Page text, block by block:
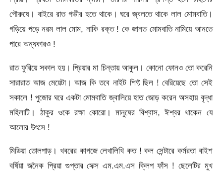
পৌরুষে। বাইরে রাত গভীর হতে থাকে। ঘরে জ্বলতে থাকে লাল মোমবাতি।
গড়িয়ে পড়ে নরম লাল মোম, নাকি রক্ত ! কে জানত মোমবাতি নামিয়ে আনতে
পারে অন্ধকারও !
রাত ফুরিয়ে সকাল হয়। প্রিয়ার মা চিন্তায় আকুল। কোনো ফোনও তো করেনি
সারারাত আজ মেয়েটা। আজ কি তবে নাইট শিফ্ট ছিল ! বেরিয়েছে তো সেই
সকালে ! পুজোর ঘরে একটা মোমবাতি জ্বালিয়ে হাত জোড় করেন অসহায় বৃদ্ধা
মহিলাটি। ঠাকুর ওকে রক্ষা কোরো। মানুষের বিশ্বাস, ঈশ্বর থাকেন যে
আলোর উৎসে !
মিডিয়া তোলপাড়। খবরের কাগজে লেখালিখি কত ! কল সেন্টারে কর্মরতা বাইশ
বর্ষিয়া জনৈক প্রিয়া গুপ্তার সেক্স এম.এম.এস ক্লিপ ফাঁস ! ছেলেটির মুখ